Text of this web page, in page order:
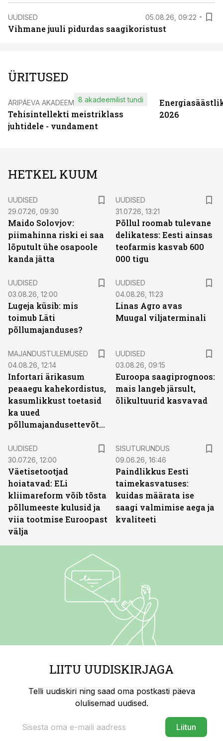
UUDISED 05.08.26, 09:22
Vihmane juuli pidurdas saagikoristust
ÜRITUSED
ÄRIPÄEVA AKADEEMIA
Tehisintellekti meistriklass
juhtidele - vundament
8 akadeemilist tundi
2026
HETKEL KUUM
UUDISED
29.07.26, 09:30
Maido Solovjov:
piimahinna riski ei saa
lõputult ühe osapoole
kanda jätta
UUDISED
31.07.26, 13:21
Põllul roomab tulevane
delikatess: Eesti ainsas
teofarmis kasvab 600
000 tigu
UUDISED
03.08.26, 12:00
Lugeja küsib: mis
toimub Läti
põllumajanduses?
UUDISED
04.08.26, 11:23
Linas Agro avas
Muugal viljaterminali
MAJANDUSTULEMUSED
04.08.26, 12:14
Infortari ärikasum
peaaegu kahekordistus,
kasumlikkust toetasid
ka uued
põllumajandusettevõtted
UUDISED
03.08.26, 09:15
Euroopa saagiprognoos:
mais langeb järsult,
õlikultuurid kasvavad
UUDISED
30.07.26, 12:00
Väetisetootjad
hoiatavad: ELi
kliimareform võib tõsta
põllumeeste kulusid ja
viia tootmise Euroopast
välja
SISUTURUNDUS
09.06.26, 16:46
Paindlikkus Eesti
taimekasvatuses:
kuidas määrata ise
saagi valmimise aega ja
kvaliteeti
LIITU UUDISKIRJAGA
Telli uudiskiri ning saad oma postkasti päeva
olulisemad uudised.
Liitun